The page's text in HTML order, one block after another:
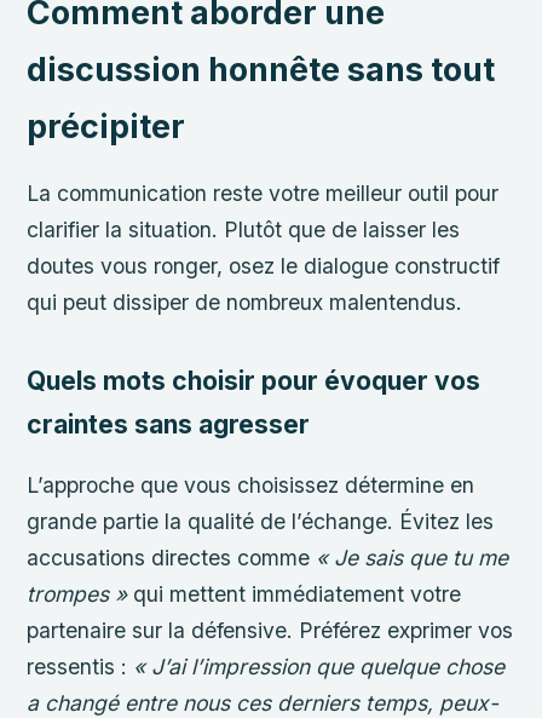
Comment aborder une
discussion honnête sans tout
précipiter
La communication reste votre meilleur outil pour
clarifier la situation. Plutôt que de laisser les
doutes vous ronger, osez le dialogue constructif
qui peut dissiper de nombreux malentendus.
Quels mots choisir pour évoquer vos
craintes sans agresser
L’approche que vous choisissez détermine en
grande partie la qualité de l’échange. Évitez les
accusations directes comme « Je sais que tu me
trompes »qui mettent immédiatement votre
partenaire sur la défensive. Préférez exprimer vos
ressentis : « J’ai l’impression que quelque chose
a changé entre nous ces derniers temps, peux-